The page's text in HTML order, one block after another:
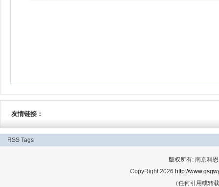
友情链接：
RSS Tags
版权所有: 南京科
CopyRight 2026 http://
（任何引用或转